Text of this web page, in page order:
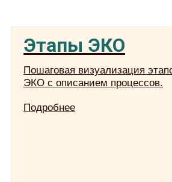
Этапы ЭКО
Пошаговая визуализация
ЭКО с описанием процессов.
Подробнее